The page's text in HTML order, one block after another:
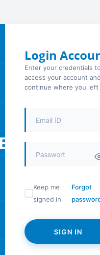
Login
Enter your credentials
access your account
continue where you left
Keep me
signed in
Forgot
SIGN IN